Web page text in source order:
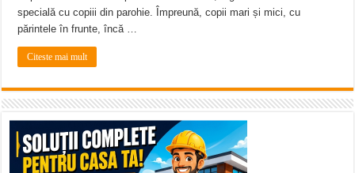
specială cu copiii din parohie. Împreună, copii mari și mici, cu
părintele în frunte, încă …
Citeste mai mult